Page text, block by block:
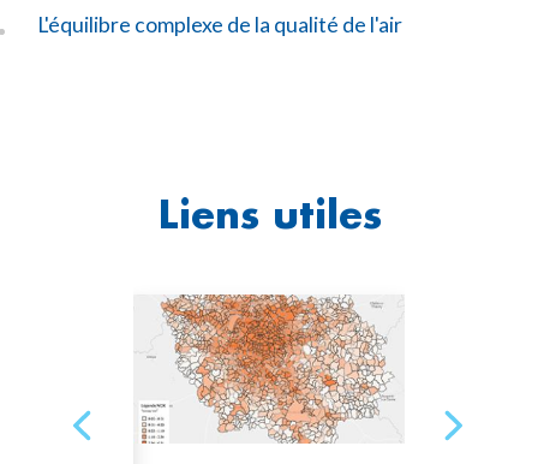
L'équilibre complexe de la qualité de l'air
Liens utiles